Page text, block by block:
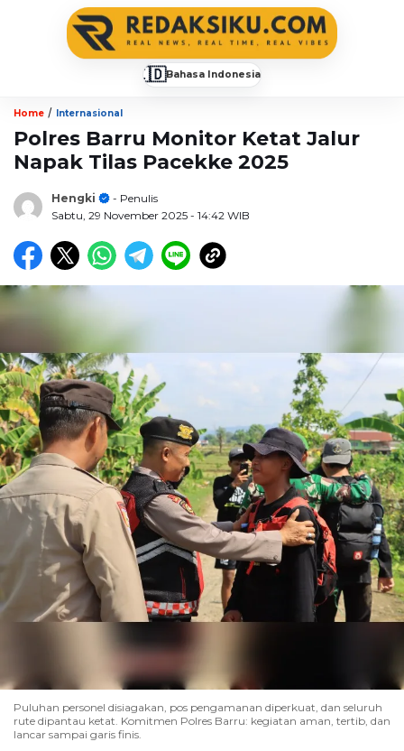
🇮🇩Bahasa Indonesia
Home / Internasional
Polres Barru Monitor Ketat Jalur
Napak Tilas Pacekke 2025
Hengki
- Penulis
Sabtu, 29 November 2025 - 14:42 WIB
Puluhan personel disiagakan, pos pengamanan diperkuat, dan seluruh
rute dipantau ketat. Komitmen Polres Barru: kegiatan aman, tertib, dan
lancar sampai garis finis.